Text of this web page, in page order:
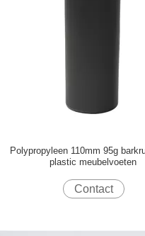
Polypropyleen 110mm 95g
plastic meubelvoeten
Contact